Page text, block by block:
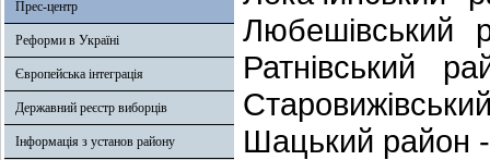
Прес-центр
Реформи в Україні
Європейська інтеграція
Державний реєстр виборців
Інформація з установ району
Ратнівський
Шацький район